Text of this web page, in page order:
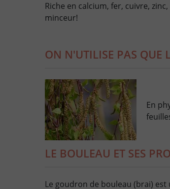
Riche en calcium, fer, cuivre,
minceur!
ON N'UTILISE PAS QUE
En
LE BOULEAU ET SES
Le goudron de bouleau (brai) est